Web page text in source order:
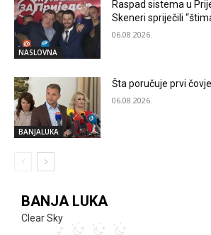
NASLOVNA
Raspad sistema u
Skeneri spriječili
06.08.2026.
BANJALUKA
Šta poručuje prvi
06.08.2026.
BANJA LUKA
Clear Sky